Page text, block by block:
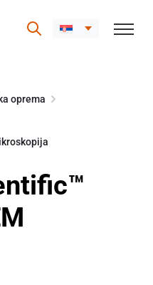
oprema